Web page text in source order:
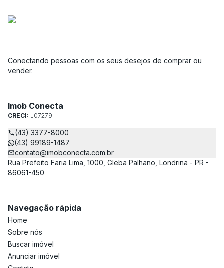
Conectando pessoas com os seus desejos de comprar ou
vender.
Imob Conecta
CRECI: J07279
(43) 3377-8000
(43) 99189-1487
contato@imobconecta.com.br
Rua Prefeito Faria Lima, 1000, Gleba Palhano, Londrina - PR -
86061-450
Navegação rápida
Home
Sobre nós
Buscar imóvel
Anunciar imóvel